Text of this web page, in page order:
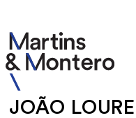
JOÃO